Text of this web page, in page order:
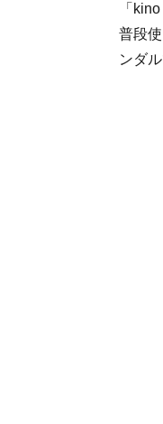
「
普段
ンダル